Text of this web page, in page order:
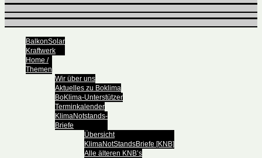
BalkonSolar
Kraftwerk
Home /
Themen
Wir über uns
Aktuelles zu Boklima
BoKlima-Unterstützer
Terminkalender
KlimaNotstands-
Briefe
Übersicht
KlimaNotStandsBriefe [KNB]
Alle älteren KNB’s